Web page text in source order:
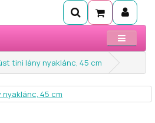
tini lány nyaklánc, 45 cm